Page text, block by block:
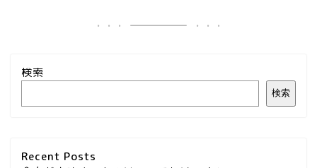
検索
検索
Recent Posts